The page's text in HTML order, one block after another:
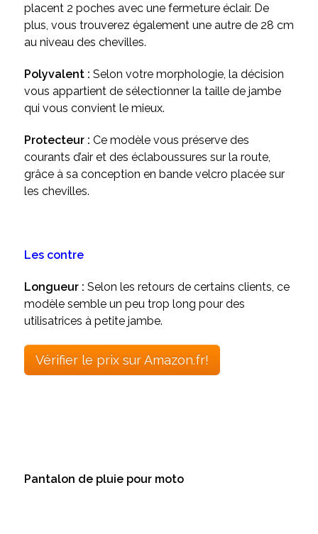
placent 2 poches avec une fermeture éclair. De
plus, vous trouverez également une autre de 28 cm
au niveau des chevilles.
Polyvalent : Selon votre morphologie, la décision
vous appartient de sélectionner la taille de jambe
qui vous convient le mieux.
Protecteur : Ce modèle vous préserve des
courants d’air et des éclaboussures sur la route,
grâce à sa conception en bande velcro placée sur
les chevilles.
Les contre
Longueur : Selon les retours de certains clients, ce
modèle semble un peu trop long pour des
utilisatrices à petite jambe.
Vérifier le prix sur Amazon.fr!
Pantalon de pluie pour moto